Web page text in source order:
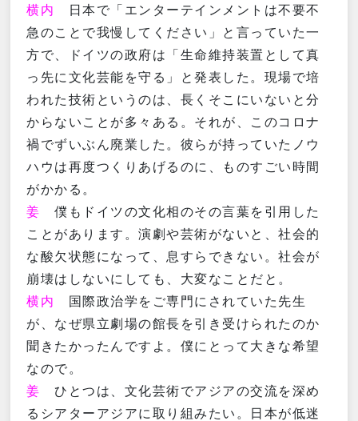
横内
日本で「エンターテインメントは不要不
急のことで我慢してください」と言っていた一
方で、ドイツの政府は「生命維持装置として真
っ先に文化芸能を守る」と発表した。現場で培
われた技術というのは、長くそこにいないと分
からないことが多々ある。それが、このコロナ
禍でずいぶん廃業した。彼らが持っていたノウ
ハウは再度つくりあげるのに、ものすごい時間
がかかる。
姜
僕もドイツの文化相のその言葉を引用した
ことがあります。演劇や芸術がないと、社会的
な酸欠状態になって、息すらできない。社会が
崩壊はしないにしても、大変なことだと。
横内
国際政治学をご専門にされていた先生
が、なぜ県立劇場の館長を引き受けられたのか
聞きたかったんですよ。僕にとって大きな希望
なので。
姜
ひとつは、文化芸術でアジアの交流を深め
るシアターアジアに取り組みたい。日本が低迷